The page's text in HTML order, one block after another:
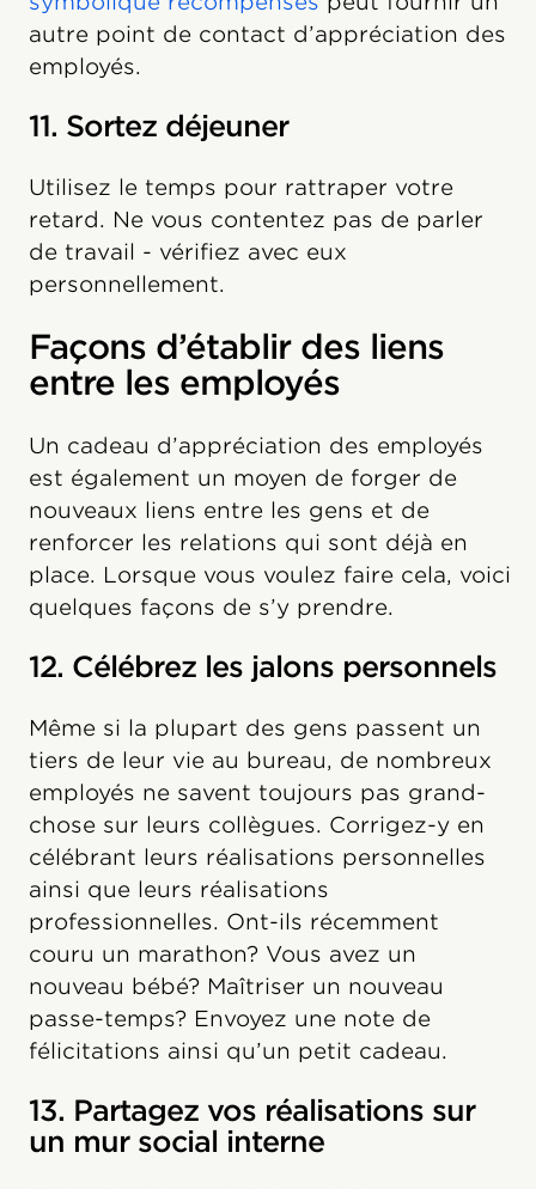
autre point de contact d’appréciation des
employés.
11. Sortez déjeuner
Utilisez le temps pour rattraper votre
retard. Ne vous contentez pas de parler
de travail - vérifiez avec eux
personnellement.
Façons d’établir des liens
entre les employés
Un cadeau d’appréciation des employés
est également un moyen de forger de
nouveaux liens entre les gens et de
renforcer les relations qui sont déjà en
place. Lorsque vous voulez faire cela, voici
quelques façons de s’y prendre.
12. Célébrez les jalons personnels
Même si la plupart des gens passent un
tiers de leur vie au bureau, de nombreux
employés ne savent toujours pas grand-
chose sur leurs collègues. Corrigez-y en
célébrant leurs réalisations personnelles
ainsi que leurs réalisations
professionnelles. Ont-ils récemment
couru un marathon? Vous avez un
nouveau bébé? Maîtriser un nouveau
passe-temps? Envoyez une note de
félicitations ainsi qu’un petit cadeau.
13. Partagez vos réalisations sur
un mur social interne